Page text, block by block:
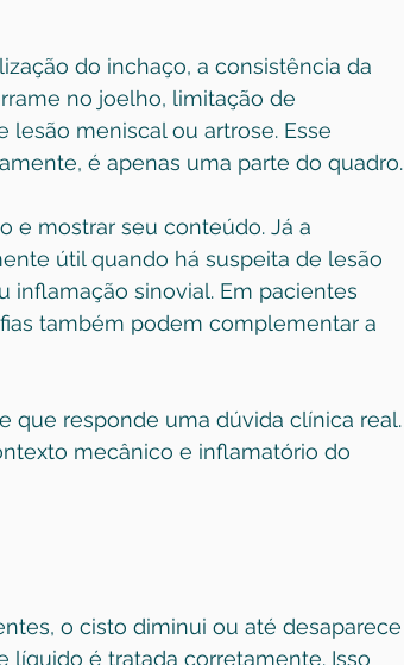
do inchaço, a consistência da
no joelho, limitação de
meniscal ou artrose. Esse
é apenas uma parte do quadro.
e mostrar seu conteúdo. Já a
útil quando há suspeita de lesão
inflamação sinovial. Em pacientes
também podem complementar a
que responde uma dúvida clínica real.
mecânico e inflamatório do
o cisto diminui ou até desaparece
é tratada corretamente. Isso